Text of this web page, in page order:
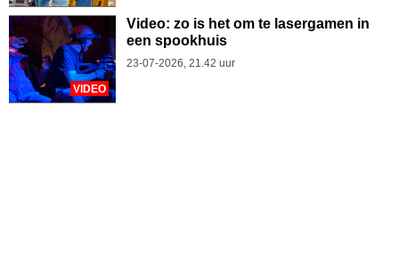
VIDEO
Video: zo is het om te lasergamen in
een spookhuis
23-07-2026, 21.42 uur